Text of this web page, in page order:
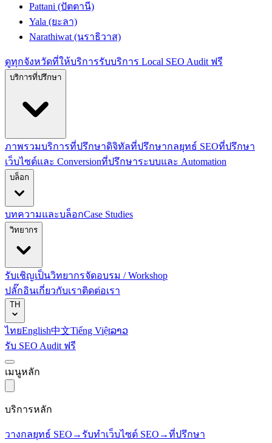
Pattani (ปัตตานี)
Yala (ยะลา)
Narathiwat (นราธิวาส)
ดูทุกจังหวัดที่ให้บริการรับบริการ Local SEO Audit ฟรี
บริการที่ปรึกษา
ภาพรวมบริการที่ปรึกษาดิจิทัลที่ปรึกษากลยุทธ์ SEOที่ปรึกษา
เว็บไซต์และ Conversionที่ปรึกษาระบบและ Automation
บล็อก
บทความและบล็อกCase Studies
วิทยากร
รับเชิญเป็นวิทยากรจัดอบรม / Workshop
ปลั๊กอินเกี่ยวกับเราติดต่อเรา
TH
ไทยEnglish中文Tiếng Việtລາວ
รับ SEO Audit ฟรี
เมนูหลัก
บริการหลัก
วางกลยุทธ์ SEO → รับทำเว็บไซต์ SEO →ที่ปรึกษา